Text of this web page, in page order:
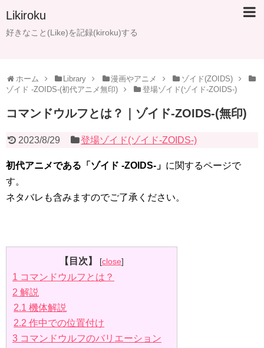
Likiroku
好きなこと(Like)を記録(kiroku)する
ホーム Library 漫画やアニメ
ゾイド(ZOIDS)
ゾイド -ZOIDS-(初代アニメ無印)
登場ゾイド(ゾイド-ZOIDS-)
コマンドウルフとは？｜ゾイド-ZOIDS-(無印)
2023/8/29 登場ゾイド(ゾイド-ZOIDS-)
初代アニメである「ゾイド -ZOIDS-」 に関するページで
す。
ネタバレも含みますのでご了承ください。
【目次】 [close]
1 コマンドウルフとは？
2 解説
2.1 機体解説
2.2 作中での位置付け
3 コマンドウルフのバリエーション